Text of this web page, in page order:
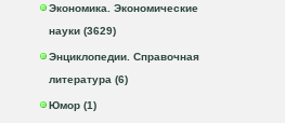
Экономика. Экономические
науки (3629)
Энциклопедии. Справочная
литература (6)
Юмор (1)